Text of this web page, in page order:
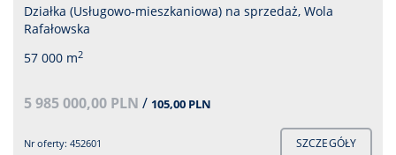
Działka (Usługowo-mieszkaniowa) na sprzedaż, Wola
Rafałowska
57 000 m2
5 985 000,00 PLN / 105,00 PLN
Nr oferty: 452601 SZCZEGÓŁY